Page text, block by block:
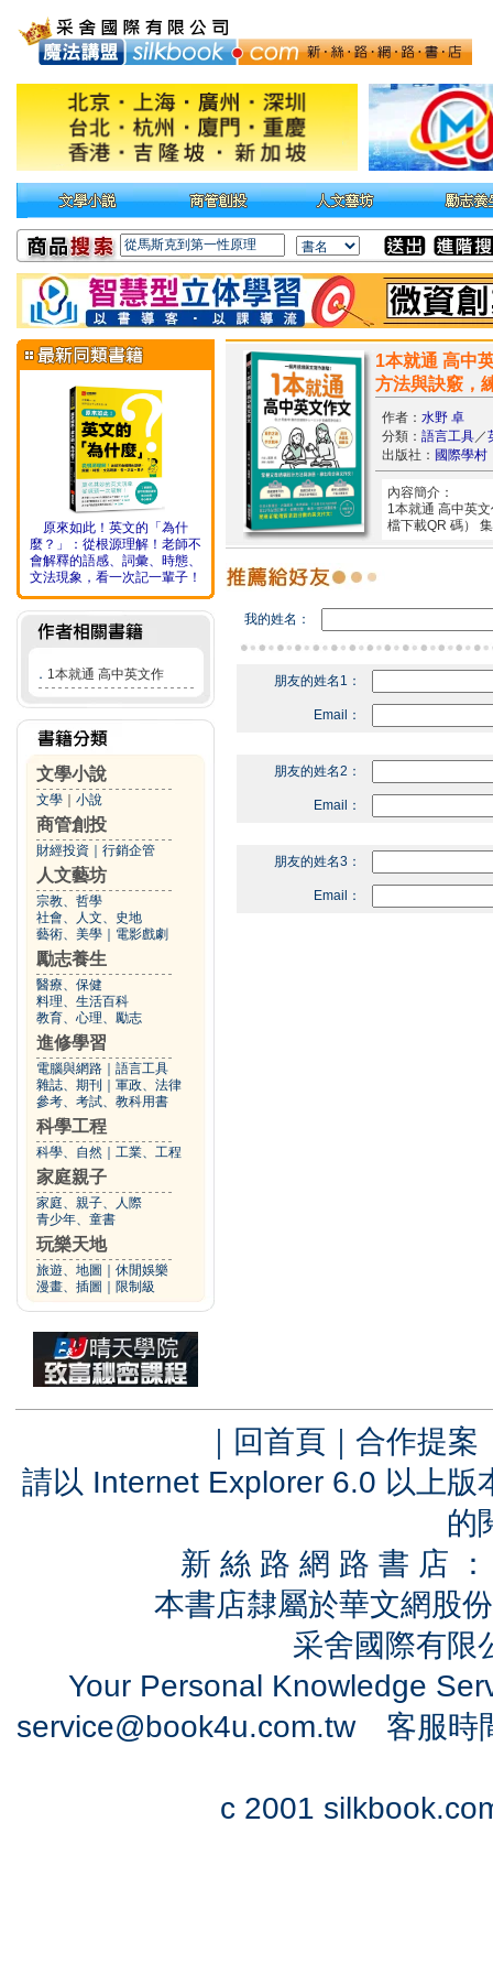
原來如此！英文的「為什
麼？」：從根源理解！老師不
會解釋的語感、詞彙、時態、
文法現象，看一次記一輩子！
． 1本就通 高中英文作
文學小說
文學 小說
商管創投
財經投資 行銷企管
人文藝坊
宗教、哲學
社會、人文、史地
藝術、美學
電影戲劇
勵志養生
醫療、保健
料理、生活百科
教育、心理、勵志
進修學習
電腦與網路
語言工具
雜誌、期刊
軍政、法律
參考、考試、教科用書
科學工程
科學、自然 工業、工程
家庭親子
家庭、親子、人際
青少年、童書
玩樂天地
旅遊、地圖
休閒娛樂
漫畫、插圖
限制級
1本就通 高中
方法與訣竅，
作者： 水野 卓
分類： 語言工具／
出版社： 國際學村
內容簡介：
1本就通 高中英
檔下載QR 碼）
我的姓名：
朋友的姓名1：
Email：
朋友的姓名2：
Email：
朋友的姓名3：
Email：
｜ 回首頁 ｜ 合作提案
請以 Internet Explorer 6.0 以上
的
新 絲 路 網 路 書 店
本書店隸屬於華文網股
采舍國際有
Your Personal Knowledge
service@book4u.com.tw客服時
c 2001